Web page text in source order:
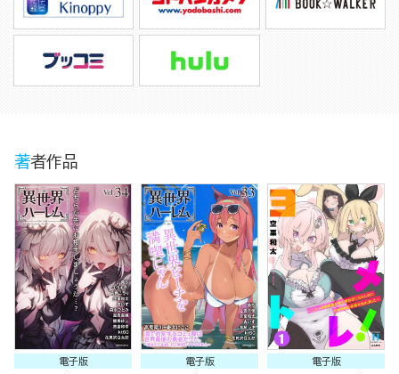
著者作品
電子版
電子版
電子版